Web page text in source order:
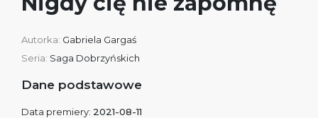
Autorka: Gabriela Gargaś
Seria: Saga Dobrzyńskich
Dane podstawowe
Data premiery: 2021-08-11